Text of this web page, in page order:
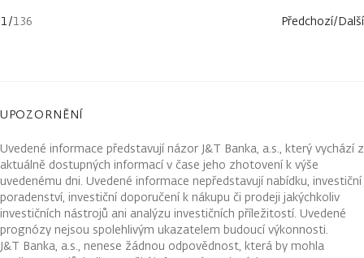
1/136 Předchozí/Další
UPOZORNĚNÍ
Uvedené informace představují názor J&T Banka, a.s., který vychází z
aktuálně dostupných informací v čase jeho zhotovení k výše
uvedenému dni. Uvedené informace nepředstavují nabídku, investiční
poradenství, investiční doporučení k nákupu či prodeji jakýchkoliv
investičních nástrojů ani analýzu investičních příležitostí. Uvedené
prognózy nejsou spolehlivým ukazatelem budoucí výkonnosti.
J&T Banka, a.s., nenese žádnou odpovědnost, která by mohla